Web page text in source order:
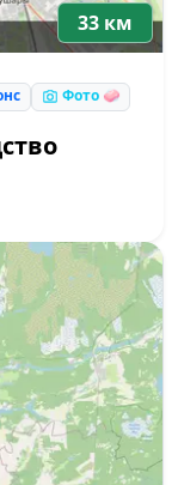
33 км
Фото 🧼